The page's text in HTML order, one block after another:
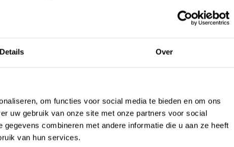
Details Over
om functies voor social media te bieden en om ons
uw gebruik van onze site met onze partners voor social
combineren met andere informatie die u aan ze heeft
van hun services.